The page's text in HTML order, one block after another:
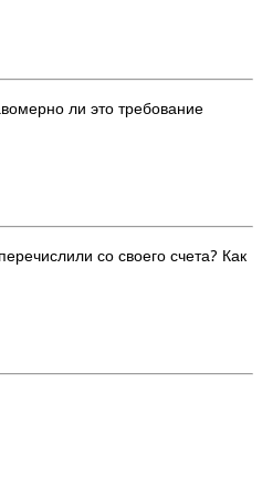
ли это требование
со своего счета? Как